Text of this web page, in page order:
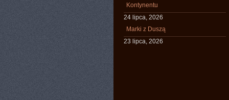
Kontynentu
24 lipca, 2026
Marki z Duszą
23 lipca, 2026